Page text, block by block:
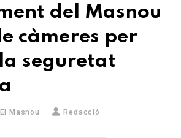
del Masnou
càmeres per
seguretat
El Masnou Redacció